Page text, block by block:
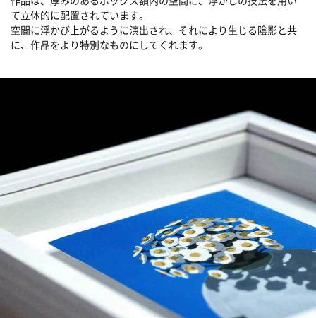
て立体的に配置されています。
空間に浮かび上がるように演出され、それにより生じる陰影と共
に、作品をより特別なものにしてくれます。